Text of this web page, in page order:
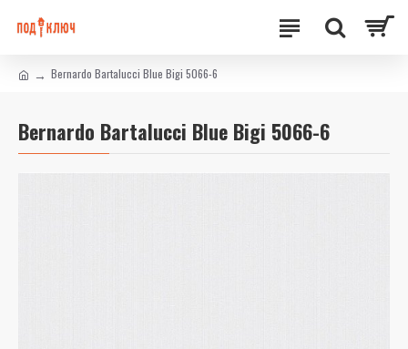
Bernardo Bartalucci Blue Bigi 5066-6
Bernardo Bartalucci Blue Bigi 5066-6